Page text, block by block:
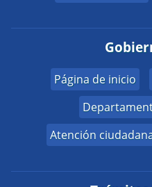
Página de inicio
Atención